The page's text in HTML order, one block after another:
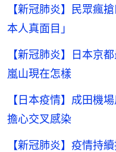
【新冠肺炎】民眾瘋
本人真面目」
【新冠肺炎】日本京
嵐山現在怎樣
【日本疫情】成田機
擔心交叉感染
【新冠肺炎】疫情持